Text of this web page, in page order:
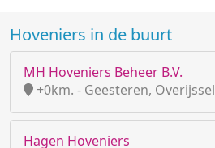
Hoveniers in de buurt
MH Hoveniers Beheer B.V.
+0km. - Geesteren, Overijssel
Hagen Hoveniers